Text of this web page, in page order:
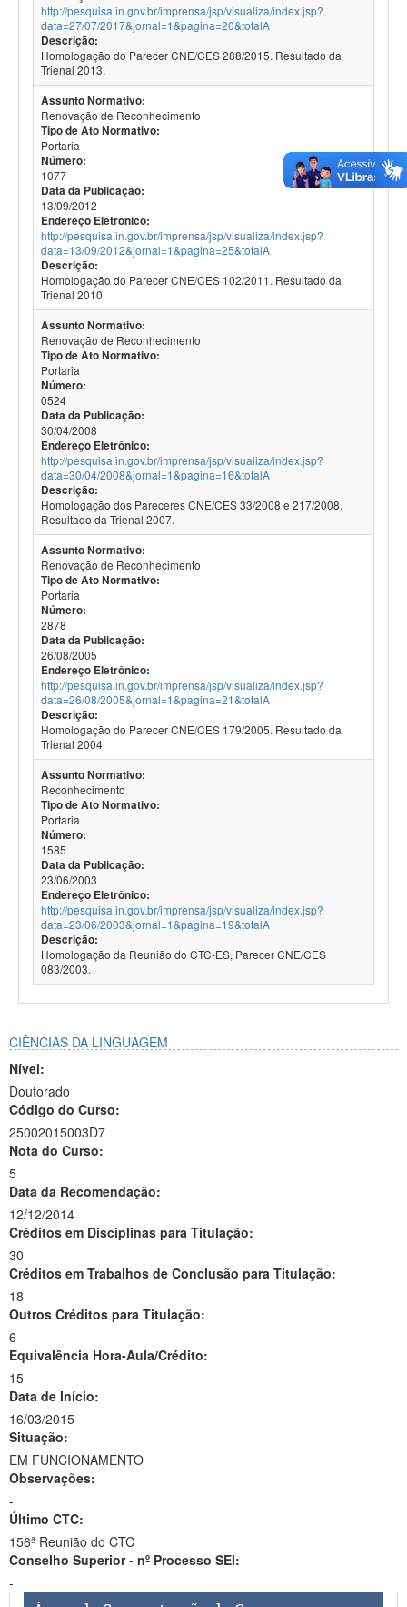
http://pesquisa.in.gov.br/imprensa/jsp/visualiza/index.jsp?
data=27/07/2017&jornal=1&pagina=20&totalA
Descrição:
Homologação do Parecer CNE/CES 288/2015. Resultado da
Trienal 2013.
Assunto Normativo:
Renovação de Reconhecimento
Tipo de Ato Normativo:
Portaria
Número:
1077
Data da Publicação:
13/09/2012
Endereço Eletrônico:
http://pesquisa.in.gov.br/imprensa/jsp/visualiza/index.jsp?
data=13/09/2012&jornal=1&pagina=25&totalA
Descrição:
Homologação do Parecer CNE/CES 102/2011. Resultado da
Trienal 2010
Assunto Normativo:
Renovação de Reconhecimento
Tipo de Ato Normativo:
Portaria
Número:
0524
Data da Publicação:
30/04/2008
Endereço Eletrônico:
http://pesquisa.in.gov.br/imprensa/jsp/visualiza/index.jsp?
data=30/04/2008&jornal=1&pagina=16&totalA
Descrição:
Homologação dos Pareceres CNE/CES 33/2008 e 217/2008.
Resultado da Trienal 2007.
Assunto Normativo:
Renovação de Reconhecimento
Tipo de Ato Normativo:
Portaria
Número:
2878
Data da Publicação:
26/08/2005
Endereço Eletrônico:
http://pesquisa.in.gov.br/imprensa/jsp/visualiza/index.jsp?
data=26/08/2005&jornal=1&pagina=21&totalA
Descrição:
Homologação do Parecer CNE/CES 179/2005. Resultado da
Trienal 2004
Assunto Normativo:
Reconhecimento
Tipo de Ato Normativo:
Portaria
Número:
1585
Data da Publicação:
23/06/2003
Endereço Eletrônico:
http://pesquisa.in.gov.br/imprensa/jsp/visualiza/index.jsp?
data=23/06/2003&jornal=1&pagina=19&totalA
Descrição:
Homologação da Reunião do CTC-ES, Parecer CNE/CES
083/2003.
CIÊNCIAS DA LINGUAGEM
Nível:
Doutorado
Código do Curso:
25002015003D7
Nota do Curso:
5
Data da Recomendação:
12/12/2014
Créditos em Disciplinas para Titulação:
30
Créditos em Trabalhos de Conclusão para Titulação:
18
Outros Créditos para Titulação:
6
Equivalência Hora-Aula/Crédito:
15
Data de Início:
16/03/2015
Situação:
EM FUNCIONAMENTO
Observações:
-
Último CTC:
156ª Reunião do CTC
Conselho Superior - nº Processo SEI:
-